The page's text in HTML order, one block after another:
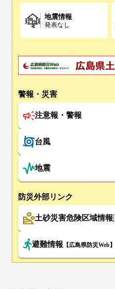
地震情報
発表なし
警報・災害
注意報・警報
台風
地震
防災外部リンク
土砂災害危険区域情報
避難情報 【広島県防災Web】